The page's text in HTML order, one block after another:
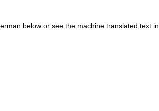
below or see the machine translated text in